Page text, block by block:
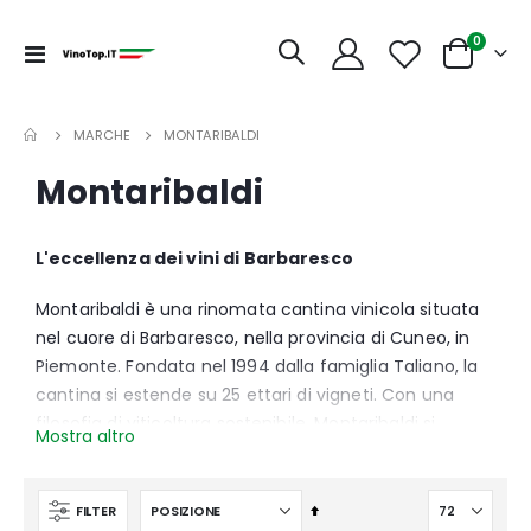
Toggle
Cart
0articoli
MARCHE MONTARIBALDI
Montaribaldi
L'eccellenza dei vini di Barbaresco
Montaribaldi è una rinomata cantina vinicola situata
nel cuore di Barbaresco, nella provincia di Cuneo, in
Piemonte. Fondata nel 1994 dalla famiglia Taliano, la
cantina si estende su 25 ettari di vigneti. Con una
filosofia di viticoltura sostenibile, Montaribaldi si
con la sua esperienza e passione, crea vini che
Mostra altro
FILTER
Imposta